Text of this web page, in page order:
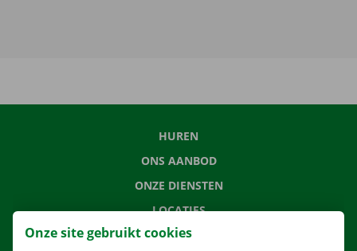
HUREN
ONS AANBOD
ONZE DIENSTEN
LOCATIES
APP
Onze site gebruikt cookies